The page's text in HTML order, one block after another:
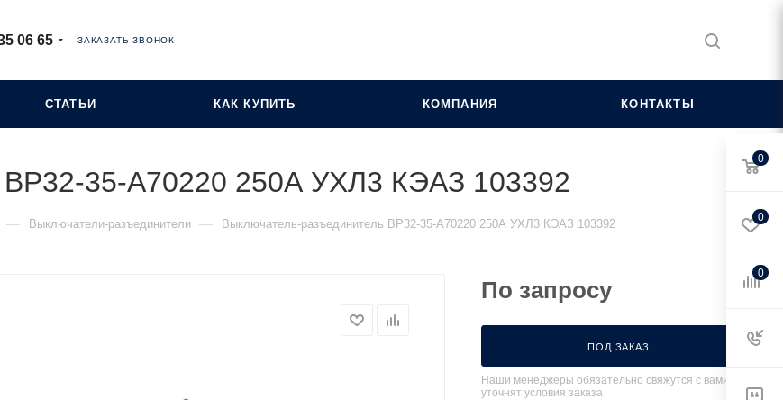
06 65 ЗАКАЗАТЬ ЗВОНОК
СТАТЬИ КАК КУПИТЬ КОМПАНИЯ КОНТАКТЫ
ВР32-35-А70220 250А УХЛ3 КЭАЗ 103392
— Выключатели-разъединители — Выключатель-разъединитель ВР32-35-А70220 250А УХЛ3 КЭАЗ 103392
По запросу
ПОД ЗАКАЗ
Наши менеджеры обязательно свяжутся с вами и
уточнят условия заказа
0
0
0